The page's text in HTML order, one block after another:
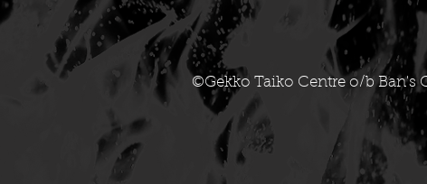
©Gekko Taiko Centre o/b Ban's